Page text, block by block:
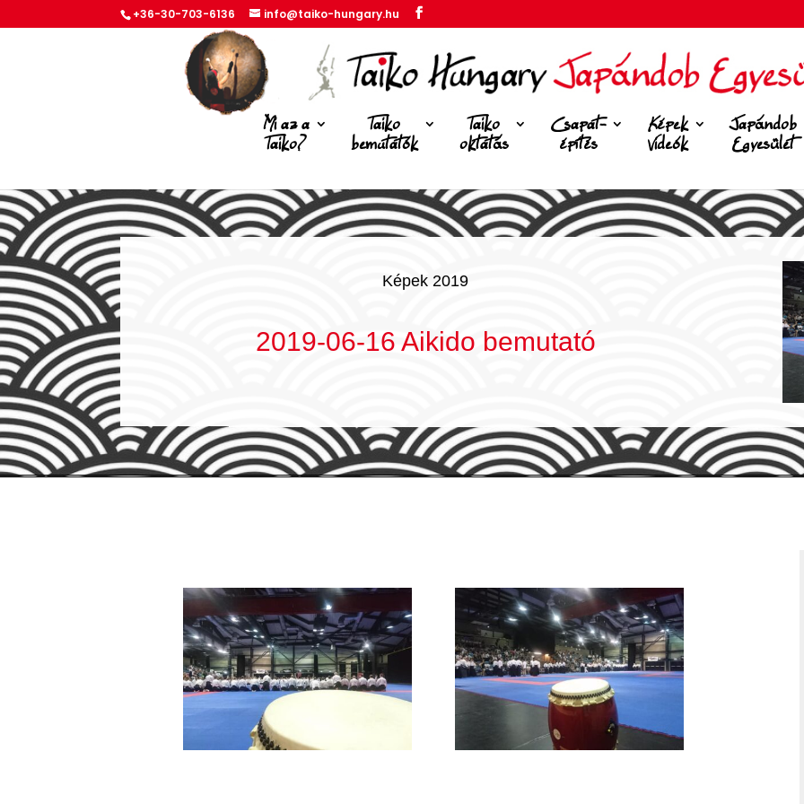
+36-30-703-6136 info@taiko-hungary.hu
Mi az a
Taiko?
Taiko
bemutatók
Taiko
oktatás
Csapat-
építés
Képek
Videók
Japándob
Egyesület
Képek 2019
2019-06-16 Aikido bemutató